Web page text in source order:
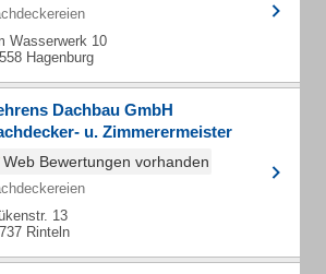
Wasserwerk 10
Hagenburg
Dachbau GmbH
u. Zimmerermeister
Web Bewertungen vorhanden
13
Rinteln